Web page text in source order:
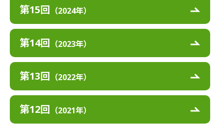
第15回 （2024年）
第14回 （2023年）
第13回 （2022年）
第12回 （2021年）